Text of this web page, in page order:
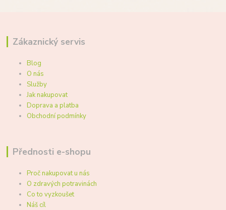
Zákaznický servis
Blog
O nás
Služby
Jak nakupovat
Doprava a platba
Obchodní podmínky
Přednosti e-shopu
Proč nakupovat u nás
O zdravých potravinách
Co to vyzkoušet
Náš cíl